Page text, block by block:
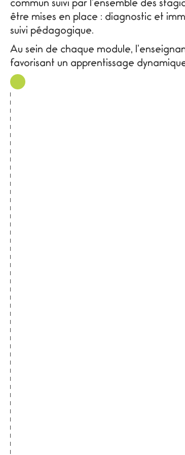
Intégrer des exercices
étirements, etc.)
Adopter les bonnes habitudes
dehors
commun suivi par l’ensemble des
être mises en place : diagnostic et
suivi pédagogique.
Au sein de chaque module,
favorisant un apprentissage